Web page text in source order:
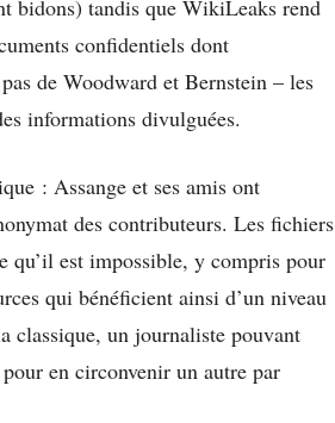
bidons) tandis que WikiLeaks rend
confidentiels dont
de Woodward et Bernstein – les
informations divulguées.
: Assange et ses amis ont
des contributeurs. Les fichiers
qu’il est impossible, y compris pour
qui bénéficient ainsi d’un niveau
classique, un journaliste pouvant
en circonvenir un autre par